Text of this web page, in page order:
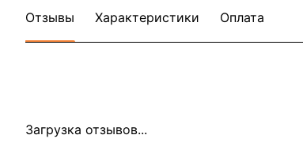
Отзывы Характеристики Оплата
Загрузка отзывов...